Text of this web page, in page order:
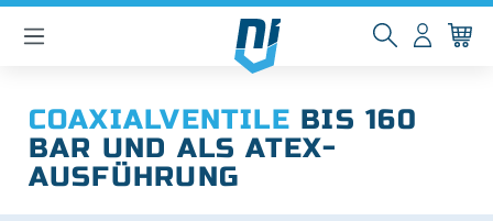
springen
COAXIALVENTILE BIS 160
BAR UND ALS ATEX-
AUSFÜHRUNG